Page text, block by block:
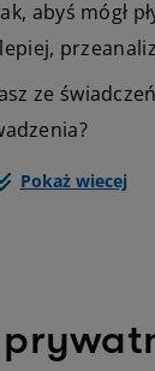
abyś mógł
ze
Pokaż wiecej